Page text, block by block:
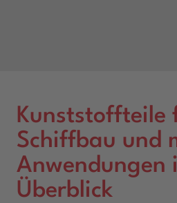
Kunststoffteile
Schiffbau und
Anwendungen
Überblick